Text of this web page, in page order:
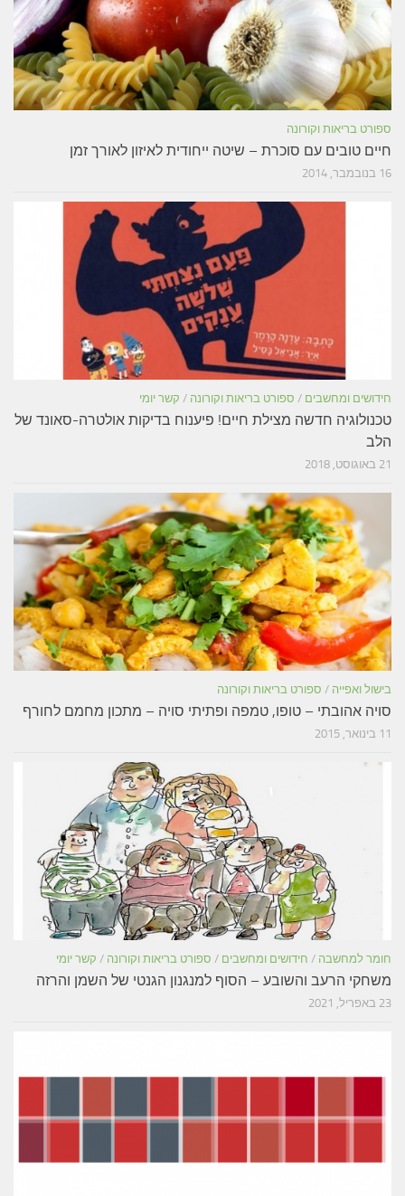
ספורט בריאות וקורונה
חיים טובים עם סוכרת – שיטה ייחודית לאיזון לאורך זמן
16 בנובמבר, 2014
חידושים ומחשבים / ספורט בריאות וקורונה / קשר יומי
טכנולוגיה חדשה מצילת חיים! פיענוח בדיקות אולטרה-סאונד של
הלב
21 באוגוסט, 2018
בישול ואפייה / ספורט בריאות וקורונה
סויה אהובתי – טופו, טמפה ופתיתי סויה – מתכון מחמם לחורף
11 בינואר, 2015
חומר למחשבה / חידושים ומחשבים / ספורט בריאות וקורונה / קשר יומי
משחקי הרעב והשובע – הסוף למנגנון הגנטי של השמן והרזה
23 באפריל, 2021